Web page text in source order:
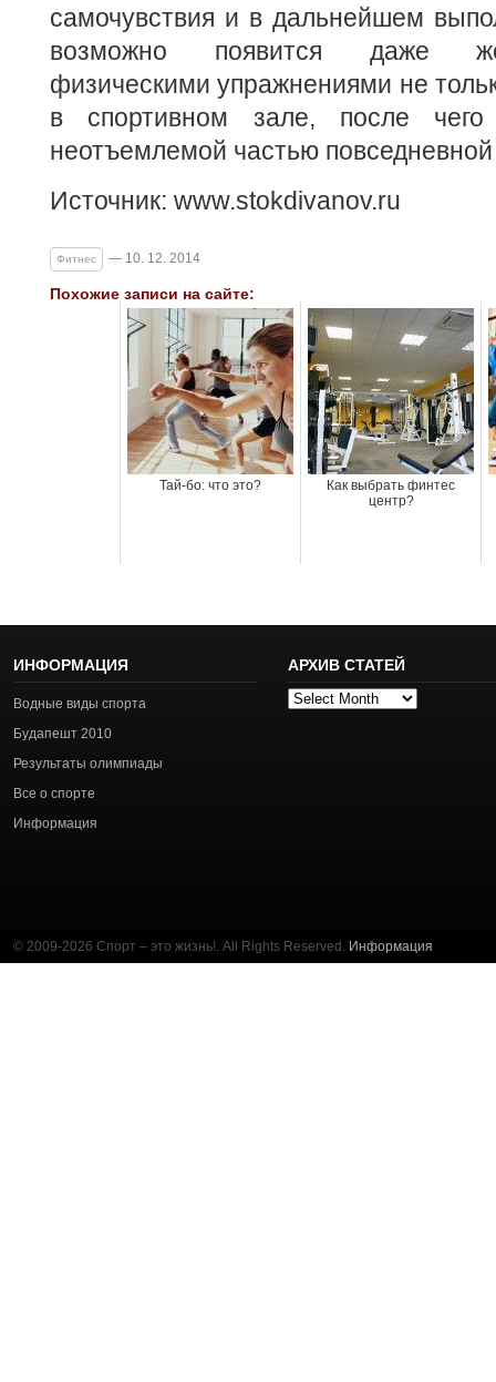
самочувствия и в дальнейшем
возможно появится даже
физическими упражнениями не
в спортивном зале, после
неотъемлемой частью
Источник: www.stokdivanov.ru
Фитнес — 10. 12. 2014
Похожие записи на сайте:
Тай-бо: что это?
Как выбрать финтес
центр?
ИНФОРМАЦИЯ
Водные виды спорта
Будапешт 2010
Результаты олимпиады
Все о спорте
Информация
АРХИВ СТАТЕЙ
Архив
© 2009-2026 Спорт – это жизнь!. All Rights Reserved. Информация